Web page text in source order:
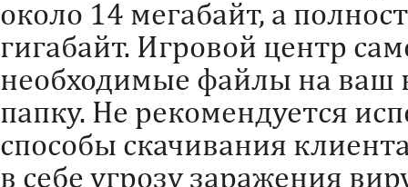
около 14 мегабайт, а
гигабайт. Игровой центр
необходимые файлы на ваш
папку. Не рекомендуется
способы скачивания
в себе угрозу заражения